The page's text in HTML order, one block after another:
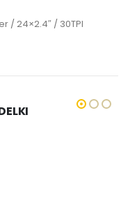
/ 24×2.4″ / 30TPI